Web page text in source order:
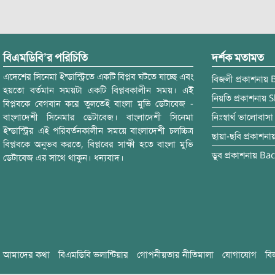
বিএমডিবি’র পরিচিতি
এদেশের সিনেমা ইন্ডাস্ট্রিতে একটি বিপ্লব ঘটতে যাচ্ছে এবং
হয়তো বর্তমান সময়টা একটি বিপ্লবকালীন সময়। এই
বিপ্লবকে বেগবান করে তুলতেই বাংলা মুভি ডেটাবেজ -
বাংলাদেশী সিনেমার ডেটাবেজ। বাংলাদেশী সিনেমা
ইন্ডাস্ট্রির এই পরিবর্তনকালীন সময়ে বাংলাদেশী চলচ্চিত্র
বিপ্লবকে অনুভব করতে, বিপ্লবের সাক্ষী হতে বাংলা মুভি
ডেটাবেজ এর সাথে থাকুন। ধন্যবাদ।
দর্শক মতামত
বিজলী প্রকাশনায়
নিয়তি প্রকাশনায়
নিঃস্বার্থ ভালোবাসা
ছায়া-ছবি
ডুব প্রকাশনায়
আমাদের কথা বিএমডিবি ভলান্টিয়ার গোপনীয়তার নীতিমালা যোগাযোগ